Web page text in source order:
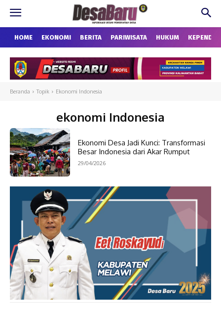
HOME EKONOMI BERITA PARIWISATA HUKUM
Beranda Topik Ekonomi Indonesia
ekonomi Indonesia
Ekonomi Desa Jadi Kunci: Transformasi
Besar Indonesia dari Akar Rumput
29/04/2026